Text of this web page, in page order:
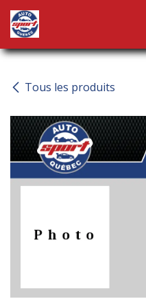
Se rendre au contenu
Tous les produits